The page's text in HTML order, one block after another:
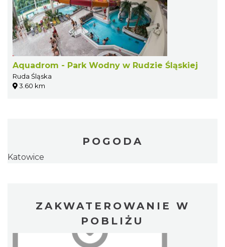
Aquadrom - Park Wodny w Rudzie Śląskiej
Ruda Śląska
3.60 km
POGODA
Katowice
ZAKWATEROWANIE W
POBLIŻU